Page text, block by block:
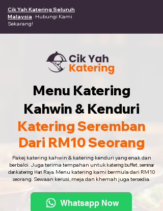
Cik Yah Katering Seluruh
Malaysia · Hubungi Kami
Sekarang!
Menu Katering
Kahwin & Kenduri
Katering Seremban
Dari RM10 Seorang
Pakej katering kahwin & katering kenduri yang enak dan
berbaloi. Juga terima tempahan untukkatering buffet, seminar
dan katering Hari Raya. Menu katering kami bermula dari RM10
seorang. Sewaan kerusi, meja dan khemah juga tersedia.
Whatsapp Now